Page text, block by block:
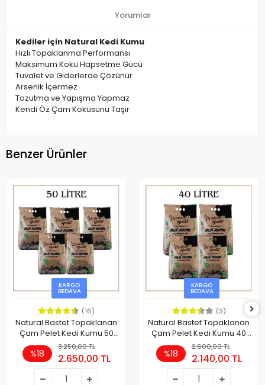
Yorumlar
Kediler için Natural Kedi Kumu
Hızlı Topaklanma Performansı
Maksimum Koku Hapsetme Gücü
Tuvalet ve Giderlerde Çözünür
Arsenik İçermez
Tozutma ve Yapışma Yapmaz
Kendi Öz Çam Kokusunu Taşır
Benzer Ürünler
KARGO
BEDAVA
(16)
Natural Bastet Topaklanan
Çam Pelet Kedi Kumu 50
Litre
%18
3.250,00 TL
2.650,00 TL
KARGO
BEDAVA
(3)
Natural Bastet Topaklanan
Çam Pelet Kedi Kumu 40
Litre
%18
2.600,00 TL
2.140,00 TL